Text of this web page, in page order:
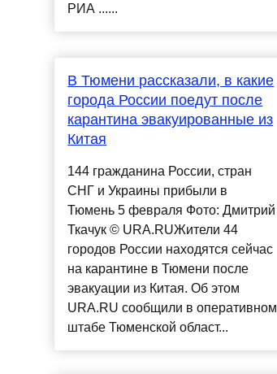
РИА ......
В Тюмени рассказали, в какие
города России поедут после
карантина эвакуированные из
Китая
144 гражданина России, стран
СНГ и Украины прибыли в
Тюмень 5 февраля Фото: Дмитрий
Ткачук © URA.RUЖители 44
городов России находятся сейчас
на карантине в Тюмени после
эвакуации из Китая. Об этом
URA.RU сообщили в оперативном
штабе Тюменской област...